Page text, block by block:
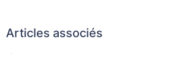
Articles associés